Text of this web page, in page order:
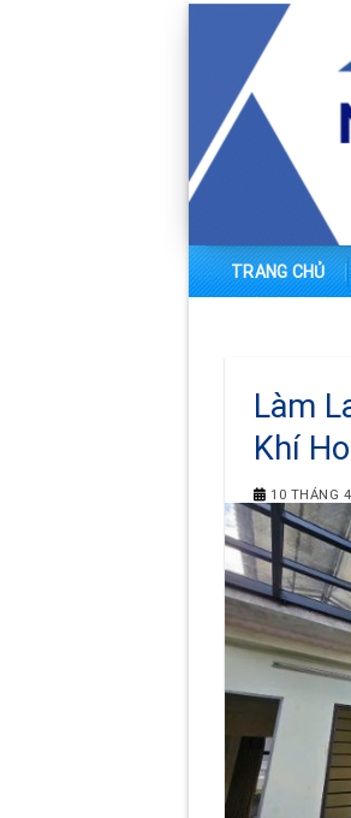
content
TRANG CHỦ
Làm
Khí
10 THÁNG